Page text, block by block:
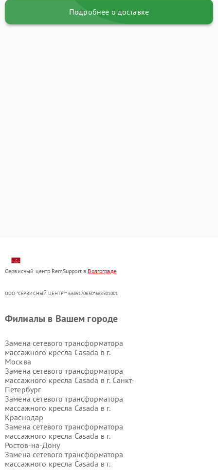
Подробнее о доставке
Сервисный центр RemSupport в Волгограде
ООО "СЕРВИСНЫЙ ЦЕНТР"* 6685170650*668501001
Филиалы в Вашем городе
Замена сетевого трансформатора
массажного кресла Casada в г.
Москва
Замена сетевого трансформатора
массажного кресла Casada в г. Санкт-
Петербург
Замена сетевого трансформатора
массажного кресла Casada в г.
Краснодар
Замена сетевого трансформатора
массажного кресла Casada в г.
Ростов-на-Дону
Замена сетевого трансформатора
массажного кресла Casada в г.